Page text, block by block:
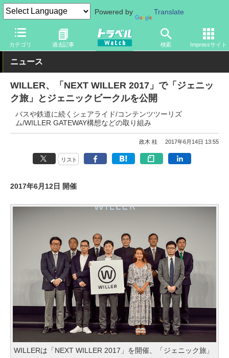
Powered by Translate
カテゴリ 過去記事 検索 Impressサイト
トラベル Watch 地域 海外旅行 東南アジア
ニュース
WILLER、「NEXT WILLER 2017」で「ジェニッ
ク旅」とジェニックビークルを公開
バスや鉄道に続くシェアライド/コンテンツツーリズ
ム/WILLER GATEWAY構想などの取り組み
政木 桂 2017年6月14日 13:55
リスト
2017年6月12日 開催
WILLERは「NEXT WILLER 2017」を開催、「ジェニック旅」